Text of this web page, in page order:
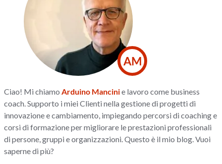
AM
Ciao! Mi chiamoArduino Mancinie lavoro come business
coach. Supporto i miei Clienti nella gestione di progetti di
innovazione e cambiamento, impiegando percorsi di coaching e
corsi di formazione per migliorare le prestazioni professionali
di persone, gruppi e organizzazioni. Questo è il mio blog. Vuoi
saperne di più?